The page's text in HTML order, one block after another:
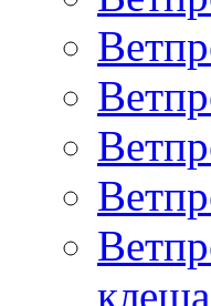
клеща